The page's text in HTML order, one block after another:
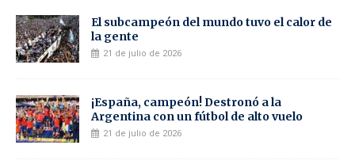
El subcampeón del mundo tuvo el calor de
la gente
21 de julio de 2026
¡España, campeón! Destronó a la
Argentina con un fútbol de alto vuelo
21 de julio de 2026